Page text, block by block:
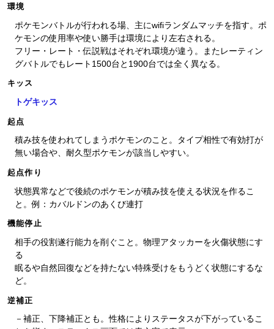
環境
ポケモンバトルが行われる場、主にwifiランダムマッチを指す。ポ
ケモンの使用率や使い勝手は環境により左右される。
フリー・レート・伝説戦はそれぞれ環境が違う。またレーティン
グバトルでもレート1500台と1900台では全く異なる。
キッス
トゲキッス
起点
積み技を使われてしまうポケモンのこと。タイプ相性で有効打が
無い場合や、耐久型ポケモンが該当しやすい。
起点作り
状態異常などで後続のポケモンが積み技を使える状況を作るこ
と。例：カバルドンのあくび連打
機能停止
相手の役割遂行能力を削ぐこと。物理アタッカーを火傷状態にす
る
眠るや自然回復などを持たない特殊受けをもうどく状態にするな
ど。
逆補正
－補正、下降補正とも。性格によりステータスが下がっているこ